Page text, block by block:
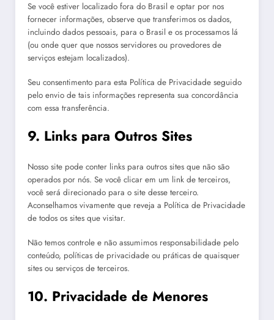
Se você estiver localizado fora do Brasil e optar por nos
fornecer informações, observe que transferimos os dados,
incluindo dados pessoais, para o Brasil e os processamos lá
(ou onde quer que nossos servidores ou provedores de
serviços estejam localizados).
Seu consentimento para esta Política de Privacidade seguido
pelo envio de tais informações representa sua concordância
com essa transferência.
9. Links para Outros Sites
Nosso site pode conter links para outros sites que não são
operados por nós. Se você clicar em um link de terceiros,
você será direcionado para o site desse terceiro.
Aconselhamos vivamente que reveja a Política de Privacidade
de todos os sites que visitar.
Não temos controle e não assumimos responsabilidade pelo
conteúdo, políticas de privacidade ou práticas de quaisquer
sites ou serviços de terceiros.
10. Privacidade de Menores